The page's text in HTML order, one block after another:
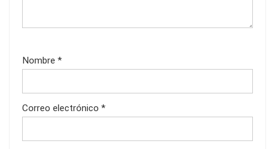
Nombre *
Correo electrónico *